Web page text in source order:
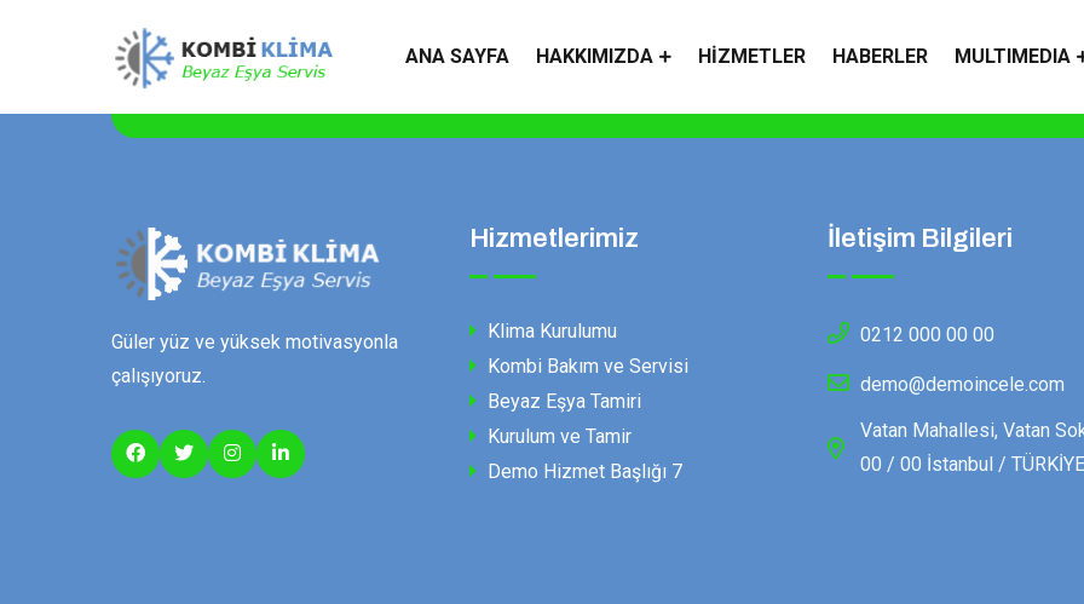
ANA SAYFA HAKKIMIZDA HIZMETLER HABERLER MULTIMEDIA
Güler yüz ve yüksek motivasyonla
çalışıyoruz.
Hizmetlerimiz
Klima Kurulumu
Kombi Bakım ve Servisi
Beyaz Eşya Tamiri
Kurulum ve Tamir
Demo Hizmet Başlığı 7
İletişim Bilgileri
0212 000 00 00
demo@demoincele.com
Vatan Mahallesi, Vatan
00 / 00 İstanbul / TÜRKİYE